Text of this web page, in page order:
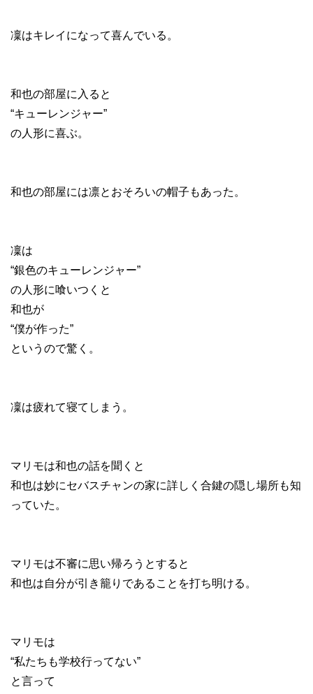
凜はキレイになって喜んでいる。
和也の部屋に入ると
“キューレンジャー”
の人形に喜ぶ。
和也の部屋には凛とおそろいの帽子もあった。
凜は
“銀色のキューレンジャー”
の人形に喰いつくと
和也が
“僕が作った”
というので驚く。
凜は疲れて寝てしまう。
マリモは和也の話を聞くと
和也は妙にセバスチャンの家に詳しく合鍵の隠し場所も知
っていた。
マリモは不審に思い帰ろうとすると
和也は自分が引き籠りであることを打ち明ける。
マリモは
“私たちも学校行ってない”
と言って